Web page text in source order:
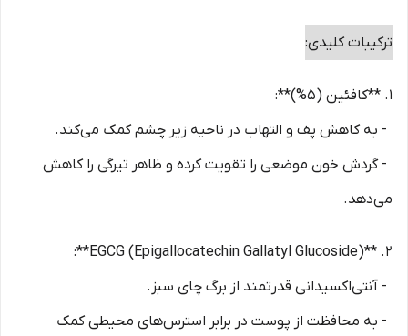
ترکیبات کلیدی:
1. **کافئین (5%)**:
- به کاهش پف و التهاب در ناحیه زیر چشم کمک می‌کند.
- گردش خون موضعی را تقویت کرده و ظاهر تیرگی را کاهش
می‌دهد.
2. **EGCG (Epigallocatechin Gallatyl Glucoside)**:
- آنتی‌اکسیدانی قدرتمند از برگ چای سبز.
- به محافظت از پوست در برابر استرس‌های محیطی کمک